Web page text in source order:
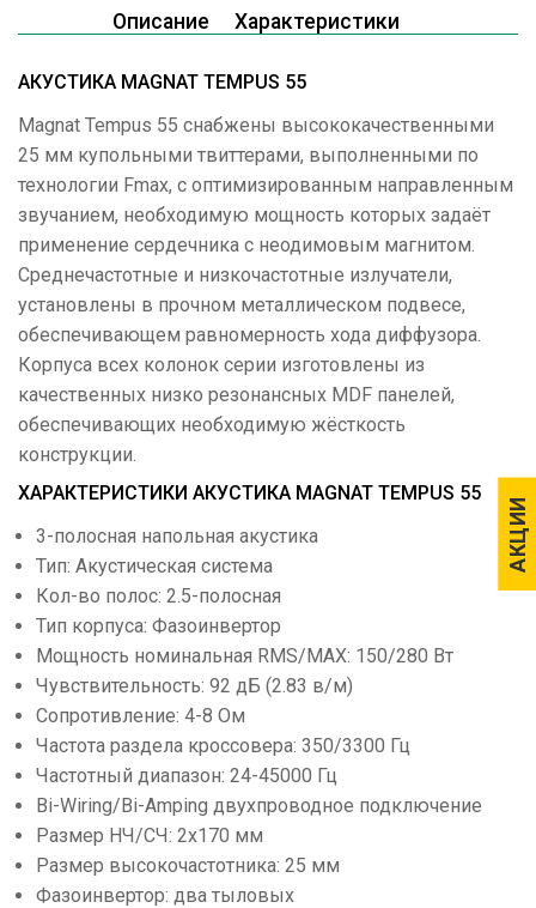
АКЦИИ
АКЦИИ
Описание Характеристики
АКУСТИКА MAGNAT TEMPUS 55
Magnat Tempus 55 снабжены высококачественными
25 мм купольными твиттерами, выполненными по
технологии Fmax, с оптимизированным направленным
звучанием, необходимую мощность которых задаёт
применение сердечника с неодимовым магнитом.
Среднечастотные и низкочастотные излучатели,
установлены в прочном металлическом подвесе,
обеспечивающем равномерность хода диффузора.
Корпуса всех колонок серии изготовлены из
качественных низко резонансных MDF панелей,
обеспечивающих необходимую жёсткость
конструкции.
ХАРАКТЕРИСТИКИ АКУСТИКА MAGNAT TEMPUS 55
3-полосная напольная акустика
Тип: Акустическая система
Кол-во полос: 2.5-полосная
Тип корпуса: Фазоинвертор
Мощность номинальная RMS/MAX: 150/280 Вт
Чувствительность: 92 дБ (2.83 в/м)
Сопротивление: 4-8 Ом
Частота раздела кроссовера: 350/3300 Гц
Частотный диапазон: 24-45000 Гц
Bi-Wiring/Bi-Amping двухпроводное подключение
Размер НЧ/СЧ: 2х170 мм
Размер высокочастотника: 25 мм
Фазоинвертор: два тыловых